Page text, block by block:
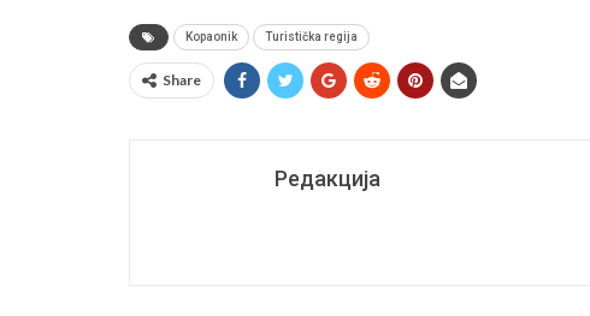
Kopaonik Turistička regija
Share
Редакција